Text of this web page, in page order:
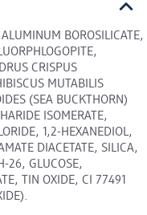
BOROSILICATE,
CRISPUS
MUTABILIS
(SEA BUCKTHORN)
ISOMERATE,
1,2-HEXANEDIOL,
DIACETATE, SILICA,
26, GLUCOSE,
TIN OXIDE, CI 77491